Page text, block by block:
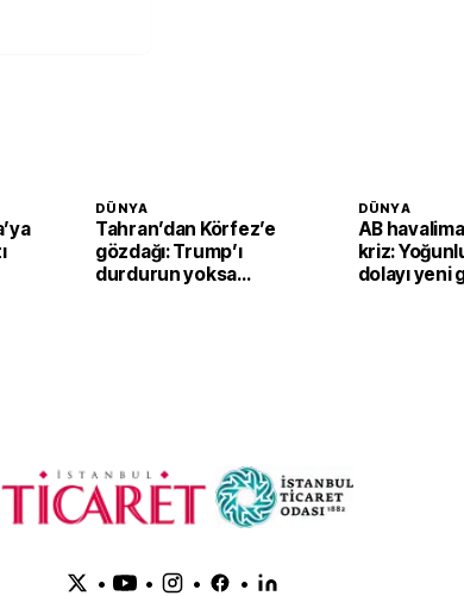
DÜNYA
Tahran’dan Körfez’e
gözdağı: Trump’ı
durdurun yoksa
DÜNYA
AB
kriz:
dolayı yeni
• • • •